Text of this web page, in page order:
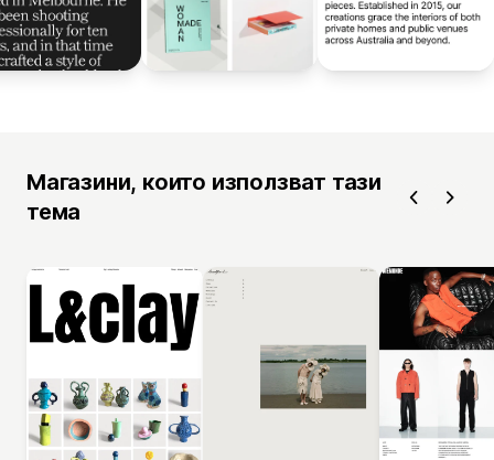
Магазини, които използват тази
тема